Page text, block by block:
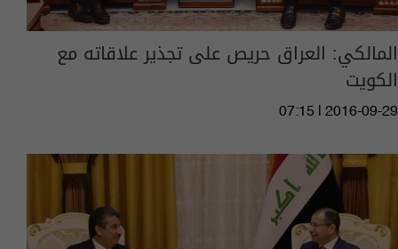
المالكي: العراق حريص على تجذير علاقاته مع
الكويت
07:15 | 2016-09-29